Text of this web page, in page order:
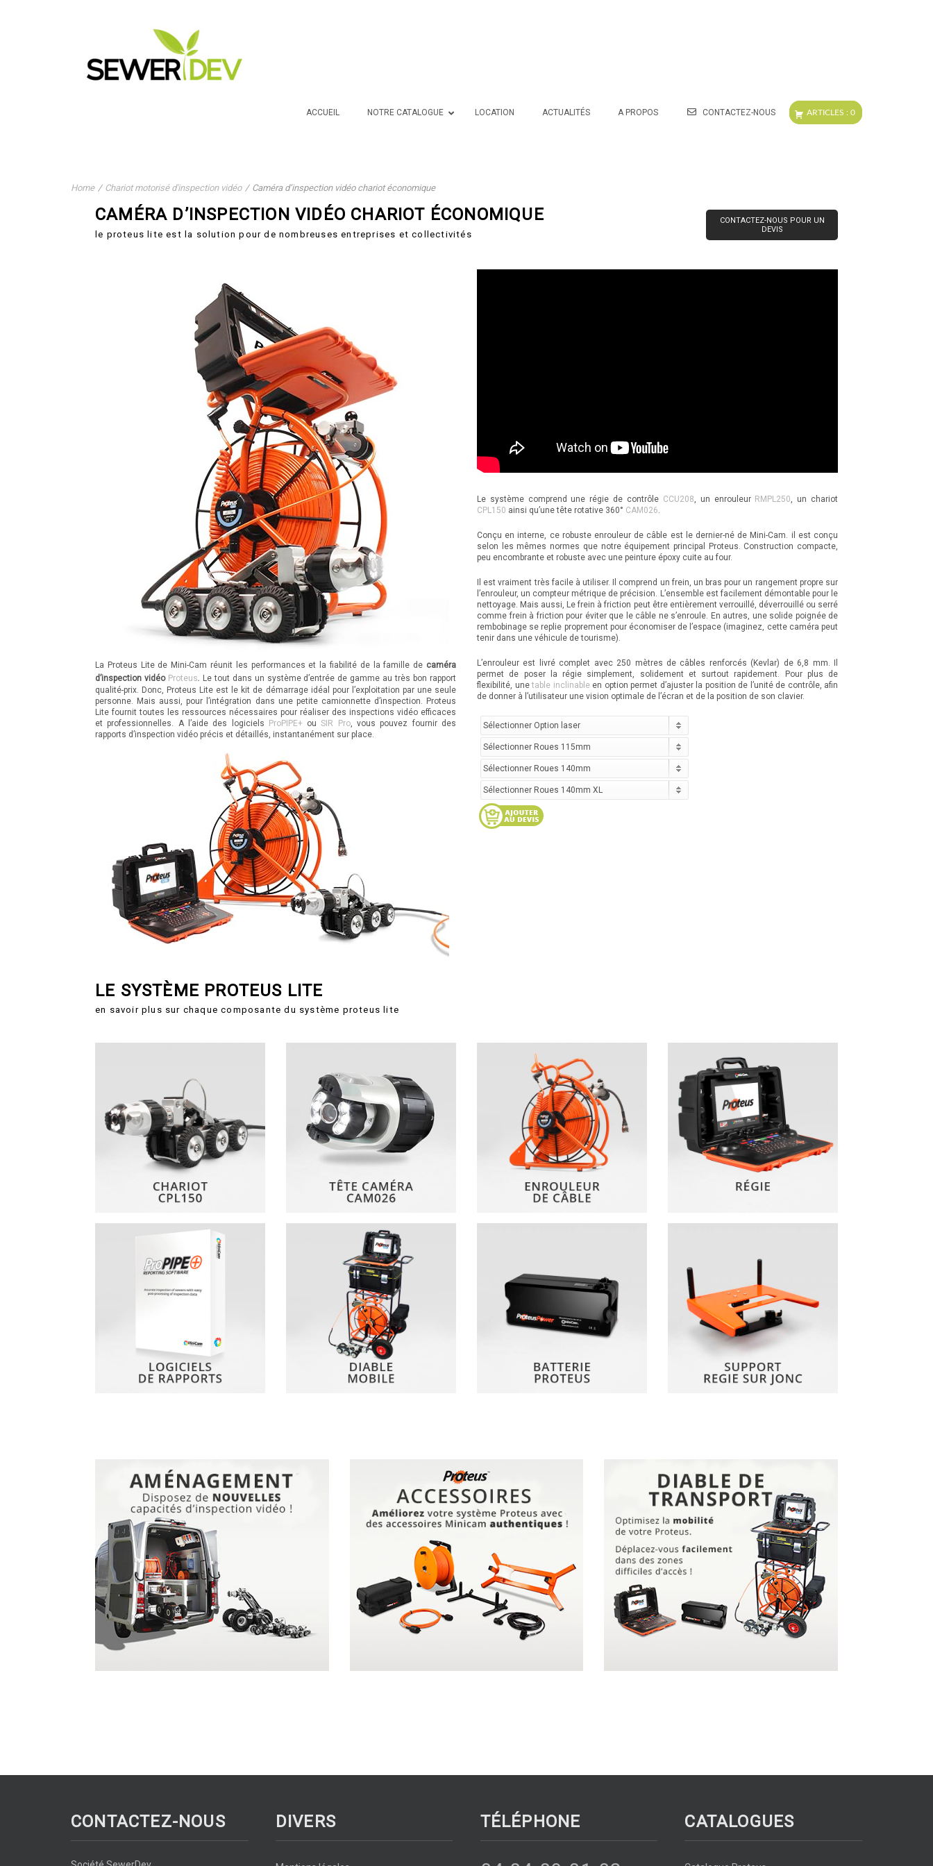
ACCUEIL NOTRE CATALOGUE LOCATION ACTUALITÉS A PROPOS CONTACTEZ-NOUS
Home / Chariot motorisé d'inspection vidéo / Caméra d’inspection vidéo chariot économique
CAMÉRA D’INSPECTION VIDÉO CHARIOT ÉCONOMIQUE
le proteus lite est la solution pour de nombreuses entreprises et collectivités
CONTACTEZ-NOUS POUR UN
DEVIS
La Proteus Lite de Mini-Cam réunit les performances et la fiabilité de la famille de caméra
d’inspection vidéo Proteus. Le tout dans un système d’entrée de gamme au très bon rapport
qualité-prix. Donc, Proteus Lite est le kit de démarrage idéal pour l’exploitation par une seule
personne. Mais aussi, pour l’intégration dans une petite camionnette d’inspection. Proteus
Lite fournit toutes les ressources nécessaires pour réaliser des inspections vidéo efficaces
et professionnelles. A l’aide des logiciels
ProPIPE+ ouSIR Pro, vous pouvez fournir des
rapports d’inspection vidéo précis et détaillés, instantanément sur place.
Le système comprend une régie de contrôle CCU208 , un enrouleur RMPL250 , un chariot
CPL150 ainsi qu’une tête rotative 360° CAM026
Conçu en interne, ce robuste enrouleur de câble est le dernier-né de Mini-Cam. il est conçu
selon les mêmes normes que notre équipement principal Proteus. Construction compacte,
peu encombrante et robuste avec une peinture époxy cuite au four.
Il est vraiment très facile à utiliser. Il comprend un frein, un bras pour un rangement propre sur
l’enrouleur, un compteur métrique de précision. L’ensemble est facilement démontable pour le
nettoyage. Mais aussi, Le frein à friction peut être entièrement verrouillé, déverrouillé ou serré
comme frein à friction pour éviter que le câble ne s’enroule. En autres, une solide poignée de
rembobinage se replie proprement pour économiser de l’espace (imaginez, cette caméra peut
tenir dans une véhicule de tourisme).
L’enrouleur est livré complet avec 250 mètres de câbles renforcés (Kevlar) de 6,8 mm. Il
permet de poser la régie simplement, solidement et surtout rapidement. Pour plus de
flexibilité, une table inclinableen option permet d’ajuster la position de l’unité de contrôle, afin
de donner à l’utilisateur une vision optimale de l’écran et de la position de son clavier.
LE SYSTÈME PROTEUS LITE
en savoir plus sur chaque composante du système proteus lite
CONTACTEZ-NOUS DIVERS TÉLÉPHONE CATALOGUES